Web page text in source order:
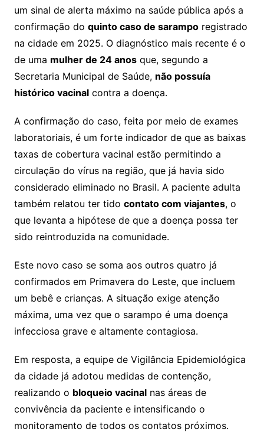
um sinal de alerta máximo na saúde pública após a
confirmação do quinto caso de saramporegistrado
na cidade em 2025. O diagnóstico mais recente é o
de uma mulher de 24 anosque, segundo a
Secretaria Municipal de Saúde, não possuía
histórico vacinalcontra a doença.
A confirmação do caso, feita por meio de exames
laboratoriais, é um forte indicador de que as baixas
taxas de cobertura vacinal estão permitindo a
circulação do vírus na região, que já havia sido
considerado eliminado no Brasil. A paciente adulta
também relatou ter tido contato com viajantes, o
que levanta a hipótese de que a doença possa ter
sido reintroduzida na comunidade.
Este novo caso se soma aos outros quatro já
confirmados em Primavera do Leste, que incluem
um bebê e crianças. A situação exige atenção
máxima, uma vez que o sarampo é uma doença
infecciosa grave e altamente contagiosa.
Em resposta, a equipe de Vigilância Epidemiológica
da cidade já adotou medidas de contenção,
realizando o bloqueio vacinalnas áreas de
convivência da paciente e intensificando o
monitoramento de todos os contatos próximos.